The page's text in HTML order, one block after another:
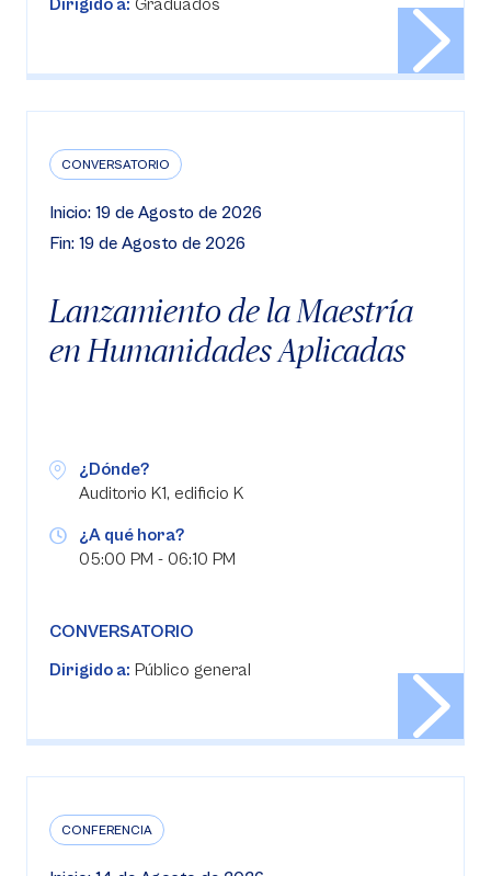
Dirigido a: Graduados
CONVERSATORIO
Inicio: 19 de Agosto de 2026
Fin: 19 de Agosto de 2026
Lanzamiento de la Maestría
en Humanidades Aplicadas
¿Dónde?
Auditorio K1, edificio K
¿A qué hora?
05:00 PM - 06:10 PM
CONVERSATORIO
Dirigido a: Público general
CONFERENCIA